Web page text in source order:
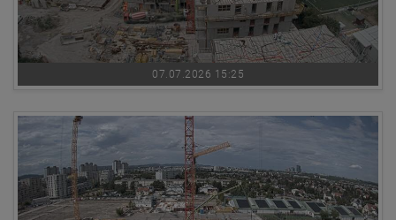
07.07.2026 15:25